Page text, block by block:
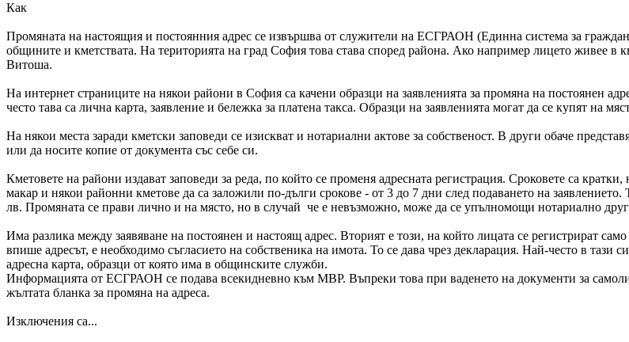
Как
Промяната на настоящия и постоянния адрес се извършва от служители на ЕСГРАОН (Единна система за
общините и кметствата. На територията на град София това става според района. Ако например лицето живее
Витоша.
На интернет страниците на някои райони в София са качени образци на заявленията за промяна на постоянен
често тава са лична карта, заявление и бележка за платена такса. Образци на заявленията могат да се купят на
На някои места заради кметски заповеди се изискват и нотариални актове за собственост. В други обаче
или да носите копие от документа със себе си.
Кметовете на райони издават заповеди за реда, по който се променя адресната регистрация. Сроковете са
макар и някои районни кметове да са заложили по-дълги срокове - от 3 до 7 дни след подаването на заявлението.
лв. Промяната се прави лично и на място, но в случай че е невъзможно, може да се упълномощи нотариално
Има разлика между заявяване на постоянен и настоящ адрес. Вторият е този, на който лицата се регистрират
впише адресът, е необходимо съгласието на собственика на имота. То се дава чрез декларация. Най-често в тази
адресна карта, образци от която има в общинските служби.
Информацията от ЕСГРАОН се подава всекидневно към МВР. Въпреки това при ваденето на документи за
жълтата бланка за промяна на адреса.
Изключения са...